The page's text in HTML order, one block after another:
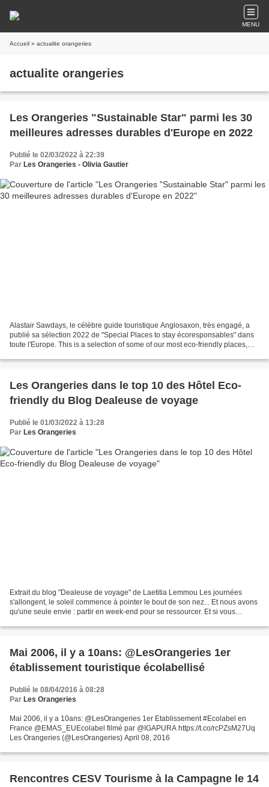
MENU
Accueil » actualite orangeries
actualite orangeries
Les Orangeries "Sustainable Star" parmi les 30
meilleures adresses durables d'Europe en 2022
Publié le 02/03/2022 à 22:39
Par Les Orangeries - Olivia Gautier
Alastair Sawdays, le célèbre guide touristique Anglosaxon, très engagé, a
publié sa sélection 2022 de "Special Places to stay écoresponsables" dans
toute l'Europe. This is a selection of some of our most eco-friendly places,
Les Orangeries dans le top 10 des Hôtel Eco-
friendly du Blog Dealeuse de voyage
Publié le 01/03/2022 à 13:28
Par Les Orangeries
Extrait du blog "Dealeuse de voyage" de Laetitia Lemmou Les journées
s'allongent, le soleil commence à pointer le bout de son nez... Et nous avons
qu'une seule envie : partir en week-end pour se ressourcer. Et si vous
Mai 2006, il y a 10ans: @LesOrangeries 1er
établissement touristique écolabellisé
Publié le 08/04/2016 à 08:28
Par Les Orangeries
Mai 2006, il y a 10ans: @LesOrangeries 1er Etablissement #Ecolabel en
France @EMAS_EUEcolabel filmé par @IGAPURA https://t.co/rcPZsM27Uq
Les Orangeries (@LesOrangeries) April 08, 2016
Rencontres CESV Tourisme à la Campagne le 14